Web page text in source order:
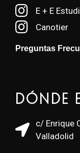
E + E
Canotier
Preguntas
Dónde
c/ Enrique
Valladolid